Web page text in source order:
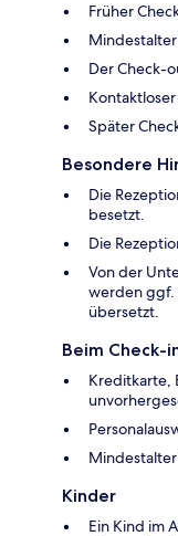
Früher
Der Check-
Später
Besondere
Die
besetzt.
Die
Von der
werden ggf.
übersetzt.
Beim Check-
Kreditkarte,
Kinder
Ein Kind im